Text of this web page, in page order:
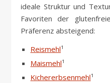
ideale Struktur und
Favoriten der
Präferenz absteigend:
Reismehl¹
Maismehl¹
Kichererbsenmehl¹